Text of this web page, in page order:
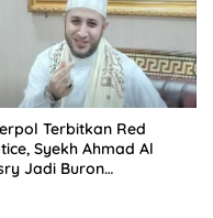
Terbitkan Red
Syekh Ahmad Al
Jadi Buron